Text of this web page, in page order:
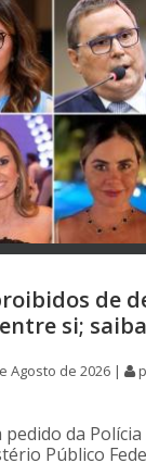
de
si;
Agosto de 2026 |
da
Público